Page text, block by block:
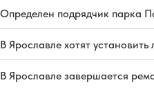
Определен подрядчик парка
В Ярославле хотят
В Ярославле завершается